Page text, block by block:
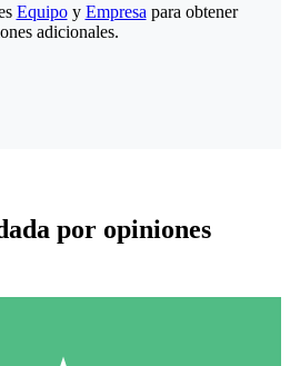
Equipoy Empresa para obtener
adicionales.
por opiniones